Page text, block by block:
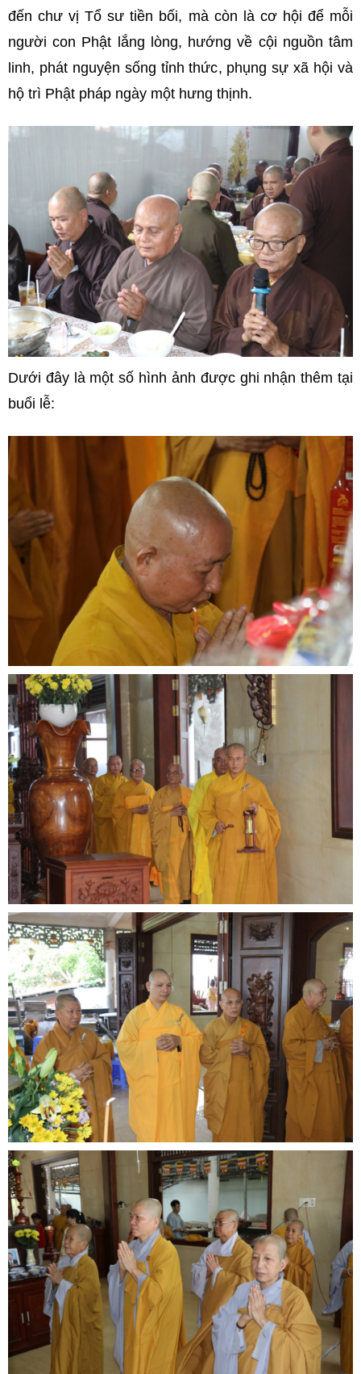
đến chư vị Tổ sư tiền bối, mà còn là cơ hội để mỗi
người con Phật lắng lòng, hướng về cội nguồn tâm
linh, phát nguyện sống tỉnh thức, phụng sự xã hội và
hộ trì Phật pháp ngày một hưng thịnh.
Dưới đây là một số hình ảnh được ghi nhận thêm tại
buổi lễ: